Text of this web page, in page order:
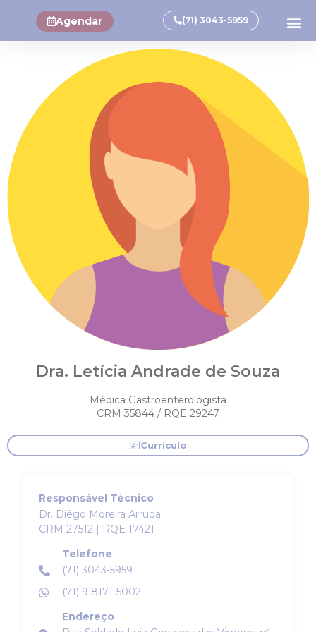
Agendar (71) 3043-5959
Dra. Letícia Andrade de Souza
Médica Gastroenterologista
CRM 35844 / RQE 29247
Currículo
Responsável Técnico
Dr. Diêgo Moreira Arruda
CRM 27512 | RQE 17421
Telefone
(71) 3043-5959
(71) 9 8171-5002
Endereço